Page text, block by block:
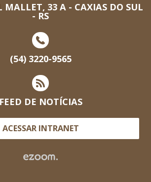
MALLET, 33 A - CAXIAS DO SUL
- RS
(54) 3220-9565
FEED DE NOTÍCIAS
ACESSAR INTRANET